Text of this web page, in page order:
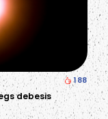
188
debesis